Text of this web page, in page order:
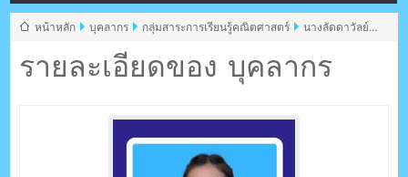
ตรัง กระบี่
รายละเอียดของ บุคลากร
หน้าหลัก บุคลากร กลุ่มสาระการเรียนรู้คณิตศาสตร์
นางลัดดาวัลย์